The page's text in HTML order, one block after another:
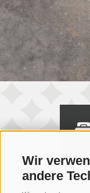
Wir
andere